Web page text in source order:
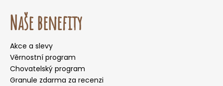
Naše benefity
Akce a slevy
Věrnostní program
Chovatelský program
Granule zdarma za recenzi